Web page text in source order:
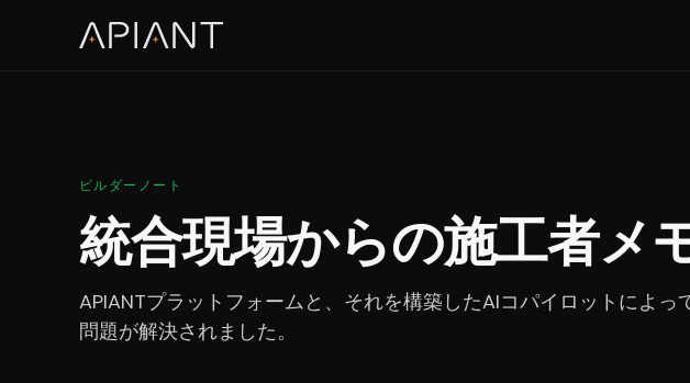
ビルダーノート
統合現場からの施工者メモ
APIANTプラットフォームと、それを構築したAIコパイロットによっ
問題が解決されました。